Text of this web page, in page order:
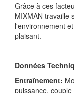
Grâce à ces
MIXMAN travaille
l'environnement
plaisant.
Données
Entraînement:
puissance, couple